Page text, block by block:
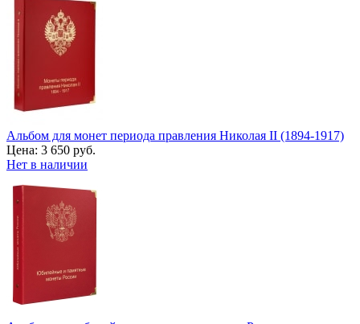
Альбом для монет периода правления Николая II (1894-1917)
Цена: 3 650 руб.
Нет в наличии